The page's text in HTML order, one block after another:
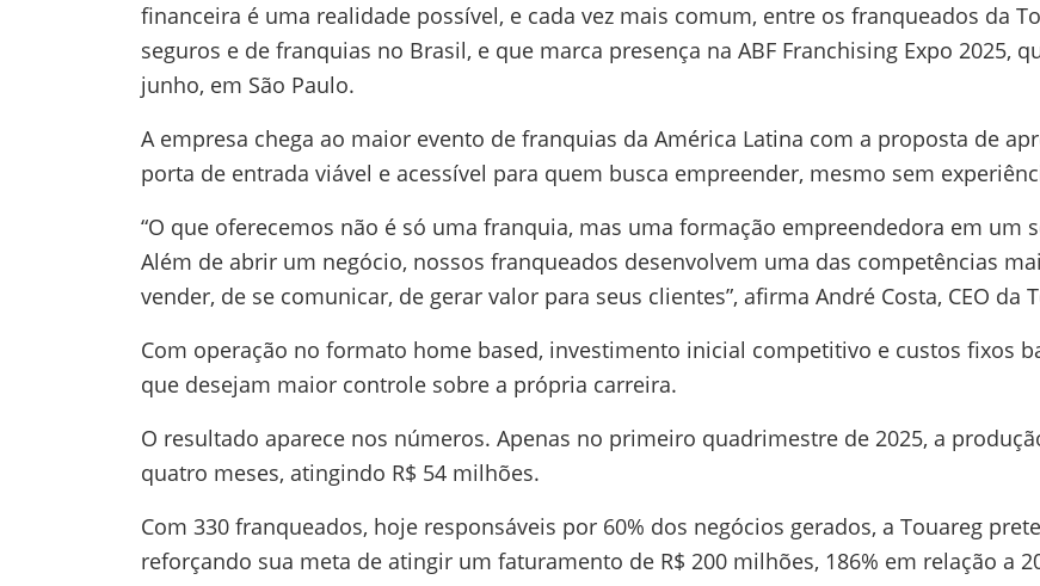
financeira é uma realidade possível, e cada vez mais comum, entre os franqueados da
seguros e de franquias no Brasil, e que marca presença na ABF Franchising Expo 2025,
junho, em São Paulo.
A empresa chega ao maior evento de franquias da América Latina com a proposta de
porta de entrada viável e acessível para quem busca empreender, mesmo sem
“O que oferecemos não é só uma franquia, mas uma formação empreendedora em um
Além de abrir um negócio, nossos franqueados desenvolvem uma das competências
vender, de se comunicar, de gerar valor para seus clientes”, afirma André Costa, CEO da
Com operação no formato home based, investimento inicial competitivo e custos fixos
que desejam maior controle sobre a própria carreira.
O resultado aparece nos números. Apenas no primeiro quadrimestre de 2025, a
quatro meses, atingindo R$ 54 milhões.
Com 330 franqueados, hoje responsáveis por 60% dos negócios gerados, a Touareg
reforçando sua meta de atingir um faturamento de R$ 200 milhões, 186% em relação a